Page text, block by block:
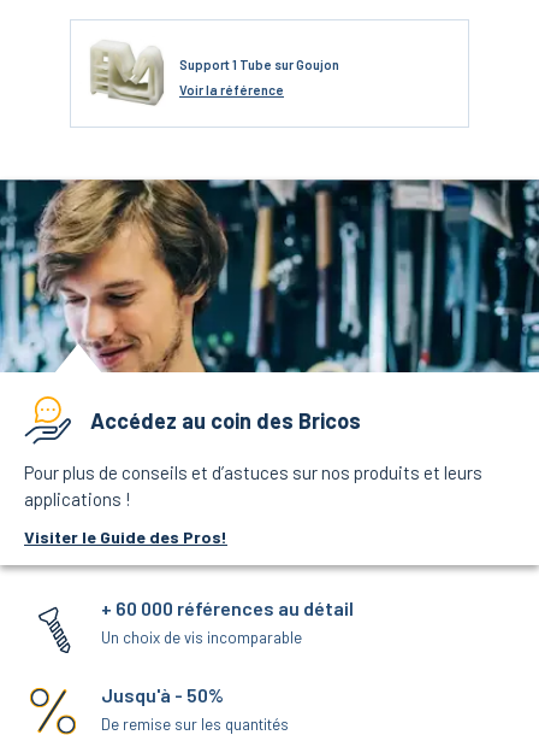
Support 1 Tube sur Goujon
Voirla référence
Accédez au coin des Bricos
Pour plus de conseils et d’astuces sur nos produits et leurs
applications !
Visiter le Guide des Pros!
+ 60 000 références au détail
Un choix de vis incomparable
Jusqu'à - 50%
De remise sur les quantités